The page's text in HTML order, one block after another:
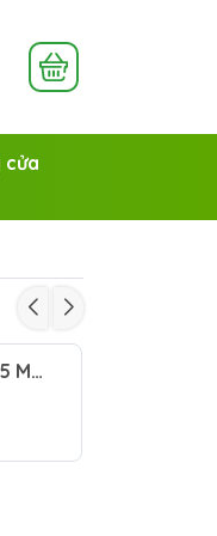
cửa
Bộ Dao Bếp 5 Món Sapa TV